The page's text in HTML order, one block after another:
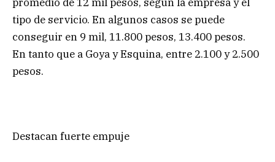
tipo de servicio. En algunos casos se puede
conseguir en 9 mil, 11.800 pesos, 13.400 pesos.
En tanto que a Goya y Esquina, entre 2.100 y 2.500
pesos.
Destacan fuerte empuje